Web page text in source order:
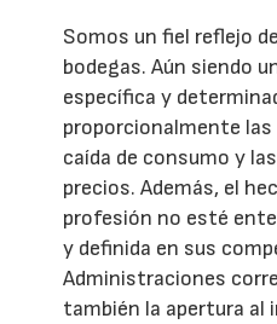
Somos un fiel reflejo
bodegas. Aún siendo
específica y
proporcionalmente las
caída de consumo y
precios. Además, el
profesión no esté
y definida en sus
Administraciones
también la apertura al